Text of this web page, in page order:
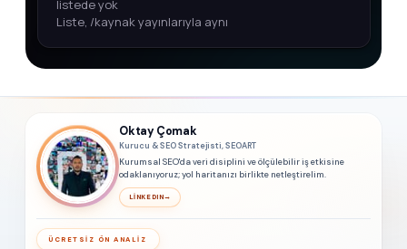
listede yok
Liste, /kaynak yayınlarıyla aynı
Oktay Çomak
Kurucu & SEO Stratejisti, SEOART
Kurumsal SEO'da veri disiplini ve ölçülebilir iş etkisine
odaklanıyoruz; yol haritanızı birlikte netleştirelim.
LINKEDIN→
ÜCRETSIZ ÖN ANALIZ